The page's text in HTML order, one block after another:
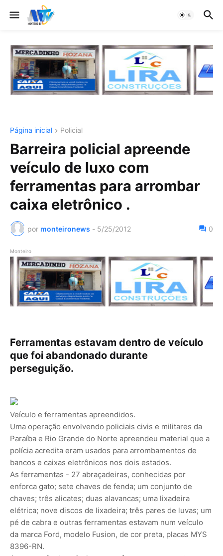
Página inicial Policial
Barreira policial apreende
veículo de luxo com
ferramentas para arrombar
caixa eletrônico .
por monteironews - 5/25/2012 0
Monteiro
Ferramentas estavam dentro de veículo
que foi abandonado durante
perseguição.
Veículo e ferramentas apreendidos.
Uma operação envolvendo policiais civis e militares da
Paraíba e Rio Grande do Norte apreendeu material que a
polícia acredita eram usados para arrombamentos de
bancos e caixas eletrônicos nos dois estados.
As ferramentas - 27 abraçadeiras, conhecidas por
enforca gato; sete chaves de fenda; um conjunto de
chaves; três alicates; duas alavancas; uma lixadeira
elétrica; nove discos de lixadeira; três pares de luvas; um
pé de cabra e outras ferramentas estavam num veículo
da marca Ford, modelo Fusion, de cor preta, placas MYS
8396-RN.